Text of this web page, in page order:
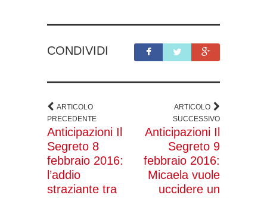
CONDIVIDI
ARTICOLO
PRECEDENTE
Anticipazioni Il
Segreto 8
febbraio 2016:
l’addio
straziante tra
ARTICOLO
SUCCESSIVO
Anticipazioni Il
Segreto 9
febbraio 2016:
Micaela vuole
uccidere un